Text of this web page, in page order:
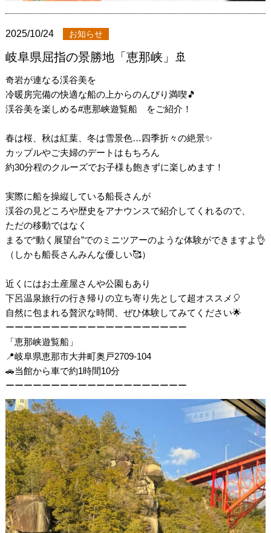
2025/10/24 お知らせ
岐阜県屈指の景勝地「恵那峡」🚢
奇岩が連なる渓谷美を
冷暖房完備の快適な船の上からのんびり満喫🎵
渓谷美を楽しめる#恵那峡遊覧船 をご紹介！
春は桜、秋は紅葉、冬は雪景色…四季折々の絶景✨
カップルやご夫婦のデートはもちろん
約30分程のクルーズでお子様も飽きずに楽しめます！
実際に船を操縦している船長さんが
渓谷の見どころや歴史をアナウンスで紹介してくれるので、
ただの移動ではなく
まるで“動く展望台”でのミニツアーのような体験ができますよ👌
（しかも船長さんみんな優しい🥰）
近くにはお土産屋さんや公園もあり
下呂温泉旅行の行き帰りの立ち寄り先として超オススメ🎈
自然に包まれる贅沢な時間、ぜひ体験してみてください🌟
ーーーーーーーーーーーーーーーーーーーー
「恵那峡遊覧船」
📍岐阜県恵那市大井町奥戸2709-104
🚗当館から車で約1時間10分
ーーーーーーーーーーーーーーーーーーーー